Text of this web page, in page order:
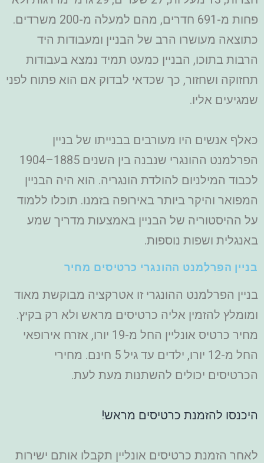
פחות מ-691 חדרים, מהם למעלה מ-200 משרדים.
כתוצאה מעושרו הרב של הבניין ומעבודות היד
הרבות בתוכו, הבניין כמעט תמיד נמצא בעבודות
תחזוקה ושחזור, כך שכדאי לבדוק אם הוא פתוח לפני
שמגיעים אליו.
כאלף אנשים היו מעורבים בבנייתו של בניין
הפרלמנט ההונגרי שנבנה בין השנים 1885–1904
לכבוד המילניום להולדת הונגריה. הוא היה הבניין
המפואר והיקר ביותר באירופה בזמנו. תוכלו ללמוד
על ההיסטוריה של הבניין באמצעות מדריך שמע
באנגלית ושפות נוספות.
בניין הפרלמנט ההונגרי כרטיסים מחיר
בניין הפרלמנט ההונגרי זו אטרקציה מבוקשת מאוד
ומומלץ להזמין אליה כרטיסים מראש ולא רק בקיץ.
מחיר כרטיס אונליין החל מ-19 יורו, אזרח אירופאי
החל מ-12 יורו, ילדים עד גיל 5 חינם. מחירי
הכרטיסים יכולים להשתנות מעת לעת.
היכנסו להזמנת כרטיסים מראש!
לאחר הזמנת כרטיסים אונליין תקבלו אותם ישירות